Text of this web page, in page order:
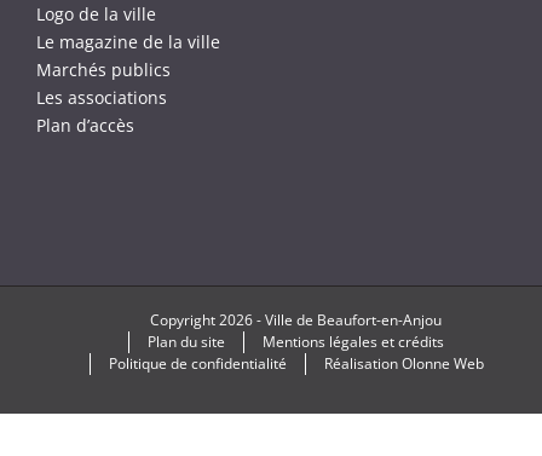
Logo de la ville
Le magazine de la ville
Marchés publics
Les associations
Plan d’accès
Copyright2026 -Ville de Beaufort-en-Anjou
Plan du site
Mentions légales et crédits
Politique de confidentialité
RéalisationOlonne Web